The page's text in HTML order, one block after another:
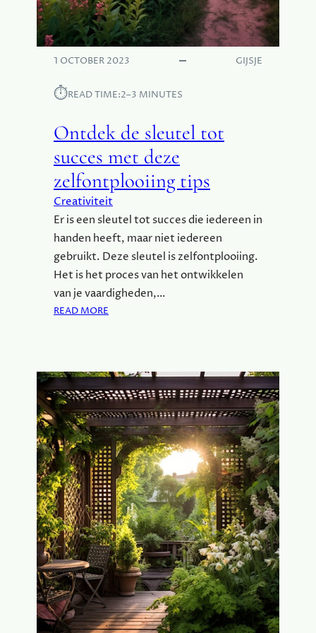
N
N
O
V
:
E
T
O
K
O
M
S
T
1 OCTOBER 2023 GIJSJE
⏱︎READ TIME:2–3 MINUTES
Ontdek de sleutel tot
succes met deze
zelfontplooiing tips
Creativiteit
Er is een sleutel tot succes die iedereen in
handen heeft, maar niet iedereen
gebruikt. Deze sleutel is zelfontplooiing.
Het is het proces van het ontwikkelen
van je vaardigheden,…
READ MORE
D
E
K
D
E
S
L
E
U
T
E
L
T
O
S
U